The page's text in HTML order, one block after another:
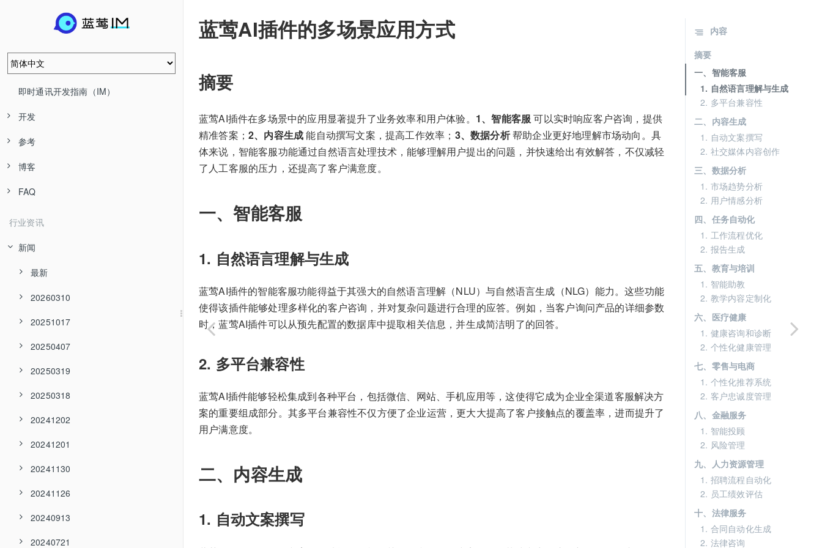
即时通讯开发指南（IM）
开发
参考
博客
FAQ
行业资讯
新闻
最新
20260310
20251017
20250407
20250319
20250318
20241202
20241201
20241130
20241126
20240913
20240721
蓝莺AI插件的多场景应用方式
摘要
蓝莺AI插件在多场景中的应用显著提升了业务效率和用户体验。 1、智能客服可以实时响应客户咨询，提供
精准答案；2、内容生成能自动撰写文案，提高工作效率； 3、数据分析帮助企业更好地理解市场动向。具
体来说，智能客服功能通过自然语言处理技术，能够理解用户提出的问题，并快速给出有效解答，不仅减轻
了人工客服的压力，还提高了客户满意度。
一、智能客服
1. 自然语言理解与生成
蓝莺AI插件的智能客服功能得益于其强大的自然语言理解（NLU）与自然语言生成（NLG）能力。这些功能
使得该插件能够处理多样化的客户咨询，并对复杂问题进行合理的应答。例如，当客户询问产品的详细参数
时，蓝莺AI插件可以从预先配置的数据库中提取相关信息，并生成简洁明了的回答。
2. 多平台兼容性
蓝莺AI插件能够轻松集成到各种平台，包括微信、网站、手机应用等，这使得它成为企业全渠道客服解决方
案的重要组成部分。其多平台兼容性不仅方便了企业运营，更大大提高了客户接触点的覆盖率，进而提升了
用户满意度。
二、内容生成
1. 自动文案撰写
内容
摘要
一、智能客服
1. 自然语言理解与生成
2. 多平台兼容性
二、内容生成
1. 自动文案撰写
2. 社交媒体内容创作
三、数据分析
1. 市场趋势分析
2. 用户情感分析
四、任务自动化
1. 工作流程优化
2. 报告生成
五、教育与培训
1. 智能助教
2. 教学内容定制化
六、医疗健康
1. 健康咨询和诊断
2. 个性化健康管理
七、零售与电商
1. 个性化推荐系统
2. 客户忠诚度管理
八、金融服务
1. 智能投顾
2. 风险管理
九、人力资源管理
1. 招聘流程自动化
2. 员工绩效评估
十、法律服务
1. 合同自动化生成
2. 法律咨询